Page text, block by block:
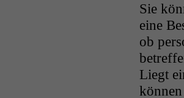
Sie
eine
ob
Liegt